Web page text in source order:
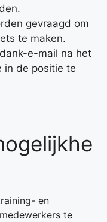
gevraagd om
te maken.
e-mail na het
in de positie te
en
te